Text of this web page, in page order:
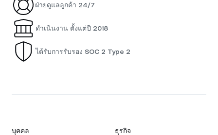
ฝ่ายดูแลลูกค้า 24/7
ดำเนินงาน ตั้งแต่ปี 2018
ได้รับการรับรอง SOC 2 Type 2
บุคคล ธุรกิจ